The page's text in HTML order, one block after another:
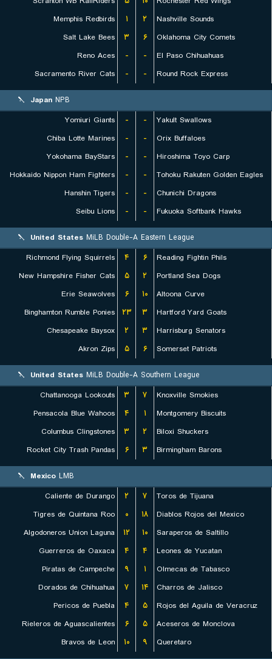
Memphis Redbirds
۱ ۲
Nashville Sounds
Salt Lake Bees
۳ ۶
Oklahoma City Comets
Reno Aces
- -
El Paso Chihuahuas
Sacramento River Cats
- - Round Rock Express
Japan NPB
Yomiuri Giants
- -
Yakult Swallows
Chiba Lotte Marines
- -
Orix Buffaloes
Yokohama BayStars
- -
Hiroshima Toyo Carp
Hokkaido Nippon Ham Fighters
- -
Tohoku Rakuten Golden Eagles
Hanshin Tigers
- -
Chunichi Dragons
Seibu Lions
- - Fukuoka Softbank Hawks
United States MiLB Double-A Eastern League
Richmond Flying Squirrels
۴ ۶
Reading Fightin Phils
New Hampshire Fisher Cats
۵ ۲
Portland Sea Dogs
Erie Seawolves
۶ ۱۰
Altoona Curve
Binghamton Rumble Ponies
۲۳ ۳
Hartford Yard Goats
Chesapeake Baysox
۲ ۳
Harrisburg Senators
Akron Zips
۵ ۶ Somerset Patriots
United States MiLB Double-A Southern League
Chattanooga Lookouts
۳ ۷
Knoxville Smokies
Pensacola Blue Wahoos
۴ ۱
Montgomery Biscuits
Columbus Clingstones
۳ ۲
Biloxi Shuckers
Rocket City Trash Pandas
۶ ۳ Birmingham Barons
Mexico LMB
Caliente de Durango
۲ ۷
Toros de Tijuana
Tigres de Quintana Roo
۰ ۱۸
Diablos Rojos del Mexico
Algodoneros Union Laguna
۱۲ ۱۰
Saraperos de Saltillo
Guerreros de Oaxaca
۴ ۴
Leones de Yucatan
Piratas de Campeche
۹ ۱
Olmecas de Tabasco
Dorados de Chihuahua
۷ ۱۴
Charros de Jalisco
Pericos de Puebla
۴ ۵
Rojos del Aguila de Veracruz
Rieleros de Aguascalientes
۶ ۵
Aceseros de Monclova
Bravos de Leon
۱۰ ۹ Queretaro